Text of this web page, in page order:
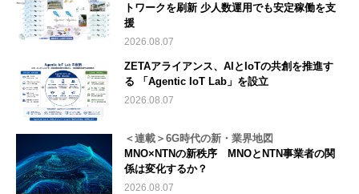
トワークを刷新 少人数運用でも安定稼働を支
援
2026.08.07
ZETAアライアンス、AIとIoTの共創を推進す
る 「Agentic IoT Lab」を設立
2026.08.07
＜連載＞6G時代の新・業界地図
MNO×NTNの新秩序 MNOとNTN事業者の関
係は変化するか？
2026.08.07